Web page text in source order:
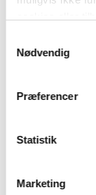
Nødvendig
Præferencer
Statistik
Marketing
Andre
ISBN